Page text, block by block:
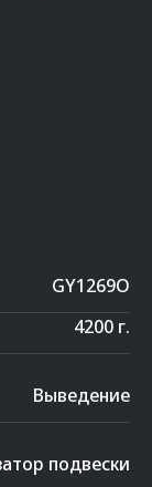
GY1269O
4200 г.
Выведение
подвески